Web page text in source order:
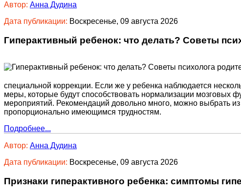
Автор: Анна Дудина
Дата публикации: Воскресенье, 09 августа 2026
Гиперактивный ребенок: что делать? Советы
специальной коррекции. Если же у ребенка наблюдается
меры, которые будут способствовать нормализации мозговых
мероприятий. Рекомендаций довольно много, можно выбрать
пропорционально имеющимся трудностям.
Подробнее...
Автор: Анна Дудина
Дата публикации: Воскресенье, 09 августа 2026
Признаки гиперактивного ребенка: симптомы